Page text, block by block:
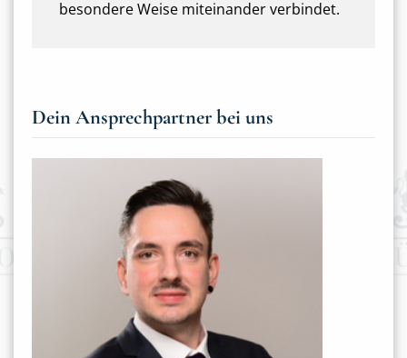
besondere Weise miteinander verbindet.
Dein Ansprechpartner bei uns